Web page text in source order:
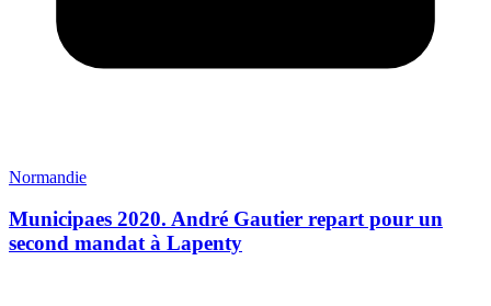
Normandie
Municipaes 2020. André Gautier repart pour un
second mandat à Lapenty